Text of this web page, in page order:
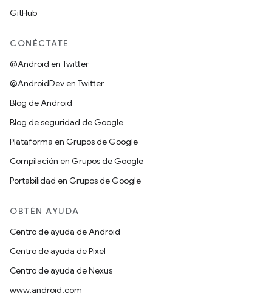
GitHub
CONÉCTATE
@Android en Twitter
@AndroidDev en Twitter
Blog de Android
Blog de seguridad de Google
Plataforma en Grupos de Google
Compilación en Grupos de Google
Portabilidad en Grupos de Google
OBTÉN AYUDA
Centro de ayuda de Android
Centro de ayuda de Pixel
Centro de ayuda de Nexus
www.android.com